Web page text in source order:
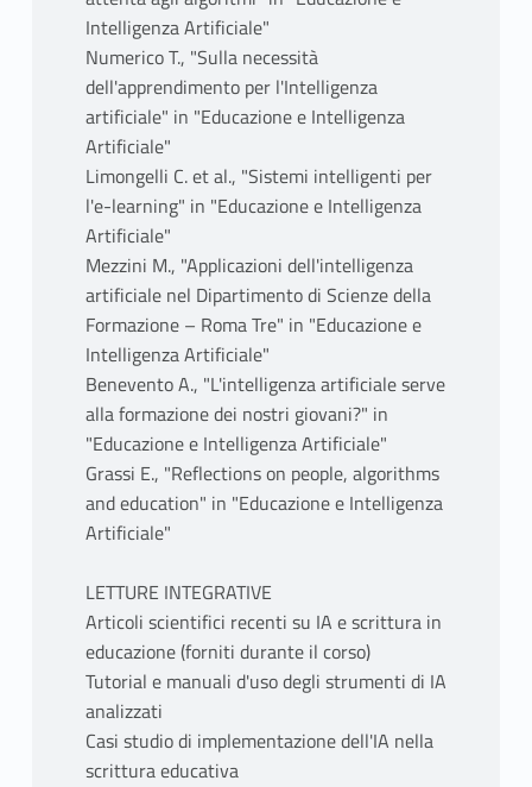
Intelligenza Artificiale"
Numerico T., "Sulla necessità
dell'apprendimento per l'Intelligenza
artificiale" in "Educazione e Intelligenza
Artificiale"
Limongelli C. et al., "Sistemi intelligenti per
l'e-learning" in "Educazione e Intelligenza
Artificiale"
Mezzini M., "Applicazioni dell'intelligenza
artificiale nel Dipartimento di Scienze della
Formazione – Roma Tre" in "Educazione e
Intelligenza Artificiale"
Benevento A., "L'intelligenza artificiale serve
alla formazione dei nostri giovani?" in
"Educazione e Intelligenza Artificiale"
Grassi E., "Reflections on people, algorithms
and education" in "Educazione e Intelligenza
Artificiale"
LETTURE INTEGRATIVE
Articoli scientifici recenti su IA e scrittura in
educazione (forniti durante il corso)
Tutorial e manuali d'uso degli strumenti di IA
analizzati
Casi studio di implementazione dell'IA nella
scrittura educativa